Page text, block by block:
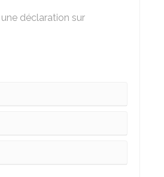
déclaration sur